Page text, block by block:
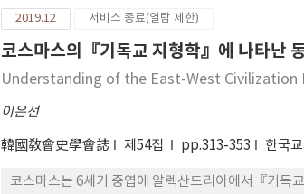
중한 일원으로 살아가게 했고, 의료인재를 양성해서
2019.12 서비스 종료(열람 제한)
코스마스의『기독교 지형학』에 나타난
Understanding of the East-West Civilization
이은선
韓國敎會史學會誌 제54집 pp.313-353 한국
코스마스는 6세기 중엽에 알렉산드리아에서『기독